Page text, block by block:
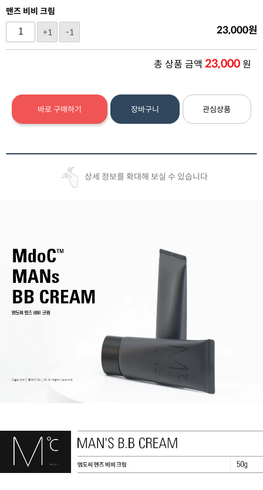
맨즈 비비 크림
+1
-1 23,000원
총 상품 금액 23,000원
바로 구매하기 장바구니 관심상품
상세 정보를 확대해 보실 수 있습니다